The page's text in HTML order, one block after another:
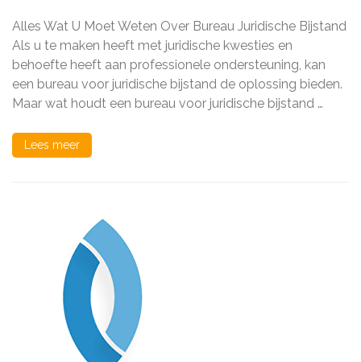
bij
Alles Wat U Moet Weten Over Bureau Juridische Bijstand
Als u te maken heeft met juridische kwesties en
behoefte heeft aan professionele ondersteuning, kan
een bureau voor juridische bijstand de oplossing bieden.
Maar wat houdt een bureau voor juridische bijstand …
Lees meer